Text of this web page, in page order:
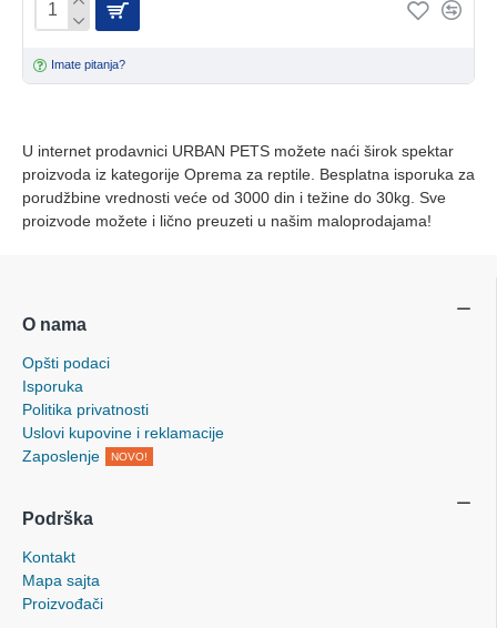
Imate pitanja?
U internet prodavnici URBAN PETS možete naći širok spektar
proizvoda iz kategorije Oprema za reptile. Besplatna isporuka za
porudžbine vrednosti veće od 3000 din i težine do 30kg. Sve
proizvode možete i lično preuzeti u našim maloprodajama!
O nama
Opšti podaci
Isporuka
Politika privatnosti
Uslovi kupovine i reklamacije
Zaposlenje
NOVO!
Podrška
Kontakt
Mapa sajta
Proizvođači